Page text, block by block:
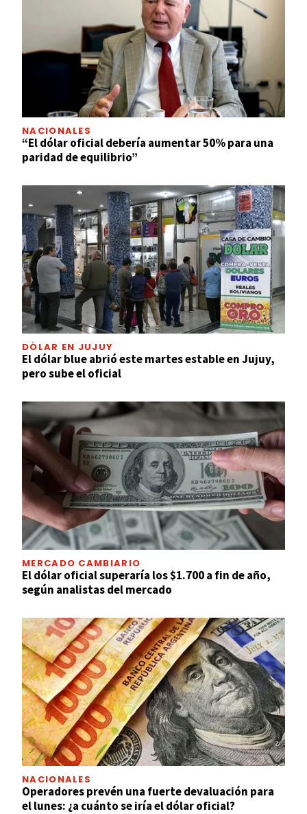
NACIONALES
“El dólar oficial debería aumentar 50% para una
paridad de equilibrio”
DÓLAR EN JUJUY
El dólar blue abrió este martes estable en Jujuy,
pero sube el oficial
MERCADO CAMBIARIO
El dólar oficial superaría los $1.700 a fin de año,
según analistas del mercado
NACIONALES
Operadores prevén una fuerte devaluación para
el lunes: ¿a cuánto se iría el dólar oficial?